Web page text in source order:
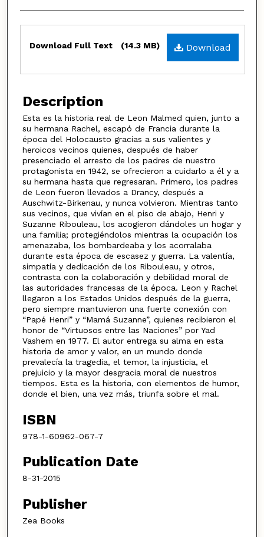
Download
Download Full Text (14.3 MB)
Description
Esta es la historia real de Leon Malmed quien, junto a
su hermana Rachel, escapó de Francia durante la
época del Holocausto gracias a sus valientes y
heroicos vecinos quienes, después de haber
presenciado el arresto de los padres de nuestro
protagonista en 1942, se ofrecieron a cuidarlo a él y a
su hermana hasta que regresaran. Primero, los padres
de Leon fueron llevados a Drancy, después a
Auschwitz-Birkenau, y nunca volvieron. Mientras tanto
sus vecinos, que vivían en el piso de abajo, Henri y
Suzanne Ribouleau, los acogieron dándoles un hogar y
una familia; protegiéndolos mientras la ocupación los
amenazaba, los bombardeaba y los acorralaba
durante esta época de escasez y guerra. La valentía,
simpatía y dedicación de los Ribouleau, y otros,
contrasta con la colaboración y debilidad moral de
las autoridades francesas de la época. Leon y Rachel
llegaron a los Estados Unidos después de la guerra,
pero siempre mantuvieron una fuerte conexión con
“Papé Henri” y “Mamá Suzanne”, quienes recibieron el
honor de “Virtuosos entre las Naciones” por Yad
Vashem en 1977. El autor entrega su alma en esta
historia de amor y valor, en un mundo donde
prevalecía la tragedia, el temor, la injusticia, el
prejuicio y la mayor desgracia moral de nuestros
tiempos. Esta es la historia, con elementos de humor,
donde el bien, una vez más, triunfa sobre el mal.
ISBN
978-1-60962-067-7
Publication Date
8-31-2015
Publisher
Zea Books